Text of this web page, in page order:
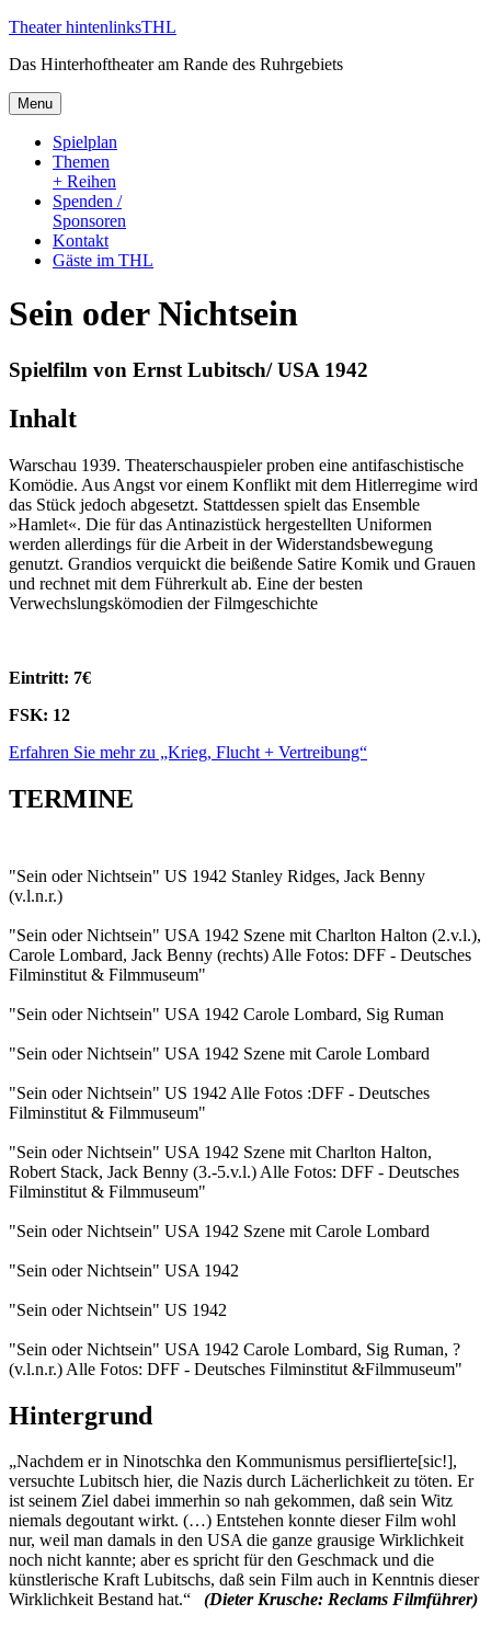
Skip
content
Theater hintenlinksTHL
Das Hinterhoftheater am Rande des Ruhrgebiets
Menu
Spielplan
Themen
+ Reihen
Spenden /
Sponsoren
Kontakt
Gäste im THL
Sein oder Nichtsein
Spielfilm von Ernst Lubitsch/ USA 1942
Inhalt
Warschau 1939. Theaterschauspieler proben eine antifaschistische
Komödie. Aus Angst vor einem Konflikt mit dem Hitlerregime wird
das Stück jedoch abgesetzt. Stattdessen spielt das Ensemble
»Hamlet«. Die für das Antinazistück hergestellten Uniformen
werden allerdings für die Arbeit in der Widerstandsbewegung
genutzt. Grandios verquickt die beißende Satire Komik und Grauen
und rechnet mit dem Führerkult ab. Eine der besten
Verwechslungskömodien der Filmgeschichte
Eintritt: 7€
FSK: 12
Erfahren Sie mehr zu „Krieg, Flucht + Vertreibung“
TERMINE
"Sein oder Nichtsein" US 1942 Stanley Ridges, Jack Benny
(v.l.n.r.)
"Sein oder Nichtsein" USA 1942 Szene mit Charlton Halton (2.v.l.),
Carole Lombard, Jack Benny (rechts) Alle Fotos: DFF - Deutsches
Filminstitut & Filmmuseum"
"Sein oder Nichtsein" USA 1942 Carole Lombard, Sig Ruman
"Sein oder Nichtsein" USA 1942 Szene mit Carole Lombard
"Sein oder Nichtsein" US 1942 Alle Fotos :DFF - Deutsches
Filminstitut & Filmmuseum"
"Sein oder Nichtsein" USA 1942 Szene mit Charlton Halton,
Robert Stack, Jack Benny (3.-5.v.l.) Alle Fotos: DFF - Deutsches
Filminstitut & Filmmuseum"
"Sein oder Nichtsein" USA 1942 Szene mit Carole Lombard
"Sein oder Nichtsein" USA 1942
"Sein oder Nichtsein" US 1942
"Sein oder Nichtsein" USA 1942 Carole Lombard, Sig Ruman, ?
(v.l.n.r.) Alle Fotos: DFF - Deutsches Filminstitut &Filmmuseum"
Hintergrund
„Nachdem er in Ninotschka den Kommunismus persiflierte[sic!],
versuchte Lubitsch hier, die Nazis durch Lächerlichkeit zu töten. Er
ist seinem Ziel dabei immerhin so nah gekommen, daß sein Witz
niemals degoutant wirkt. (…) Entstehen konnte dieser Film wohl
nur, weil man damals in den USA die ganze grausige Wirklichkeit
noch nicht kannte; aber es spricht für den Geschmack und die
künstlerische Kraft Lubitschs, daß sein Film auch in Kenntnis dieser
Wirklichkeit Bestand hat.“
(Dieter Krusche: Reclams Filmführer)